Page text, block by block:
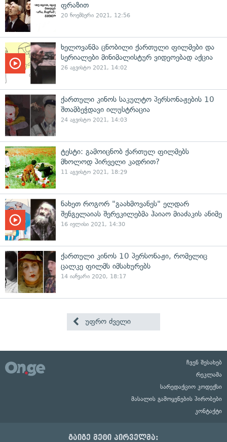
ფრაზით
20 ნოემბერი 2021, 12:56
ხელოვანმა ცნობილი ქართული ფილმები და
სერიალები მინიმალისტურ ვიდეოებად აქცია
26 აგვისტო 2021, 14:02
ქართული კინოს საკულტო პერსონაჟების 10
შთამბეჭდავი ილუსტრაცია
24 აგვისტო 2021, 14:03
ტესტი: გამოიცნობ ქართულ ფილმებს
მხოლოდ პირველი კადრით?
11 აგვისტო 2021, 18:29
ნახეთ როგორ "გაახმოვანეს" ელდარ
შენგელაიას შერეკილებმა ჰაიაო მიაძაკის ანიმე
16 ივლისი 2021, 14:30
ქართული კინოს 10 პერსონაჟი, რომელიც
ცალკე ფილმს იმსახურებს
14 იანვარი 2020, 18:17
უფრო ძველი
ჩვენ შესახებ
რეკლამა
სარედაქციო კოდექსი
მასალის გამოყენების პირობები
კონტაქტი
გაიგე მეტი პირველმა: